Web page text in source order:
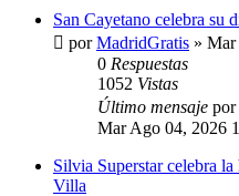
San Cayetano celebra su
porMadridGratis » Mar
0 Respuestas
1052 Vistas
Último mensaje por
Mar Ago 04, 2026
Silvia Superstar celebra
Villa